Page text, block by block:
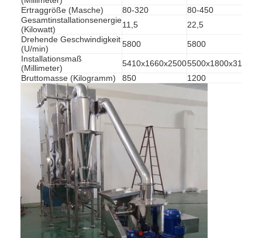
Ertraggröße (Masche)
80-320 80-450
Gesamtinstallationsenergie
(Kilowatt)
11,5 22,5
Drehende Geschwindigkeit
(U/min)
5800 5800
Installationsmaß
(Millimeter)
5410x1660x25005500x1800x3100
Bruttomasse (Kilogramm)
850 1200